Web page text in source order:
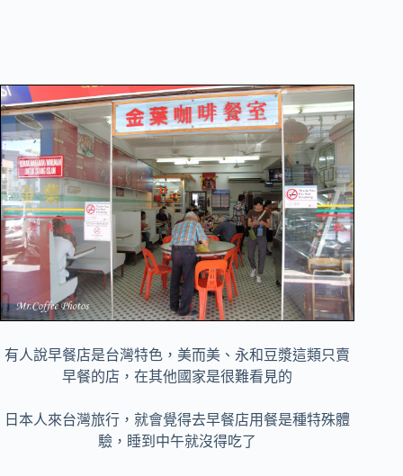
有人說早餐店是台灣特色，美而美、永和豆漿這類只賣
早餐的店，在其他國家是很難看見的
日本人來台灣旅行，就會覺得去早餐店用餐是種特殊體
驗，睡到中午就沒得吃了